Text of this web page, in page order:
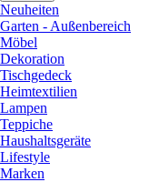
Neuheiten
Garten - Außenbereich
Möbel
Dekoration
Tischgedeck
Heimtextilien
Lampen
Teppiche
Haushaltsgeräte
Lifestyle
Marken